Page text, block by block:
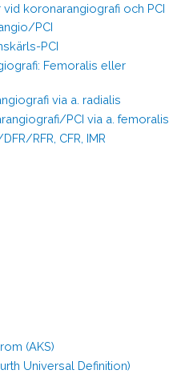
koronarangiografi och PCI
PCI
PCI
Femoralis eller
via a. radialis
PCI via a. femoralis
RFR, CFR, IMR
(AKS)
Universal Definition)